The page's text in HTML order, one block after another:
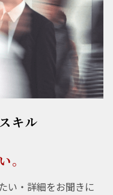
キル
。
い・詳細をお聞きに